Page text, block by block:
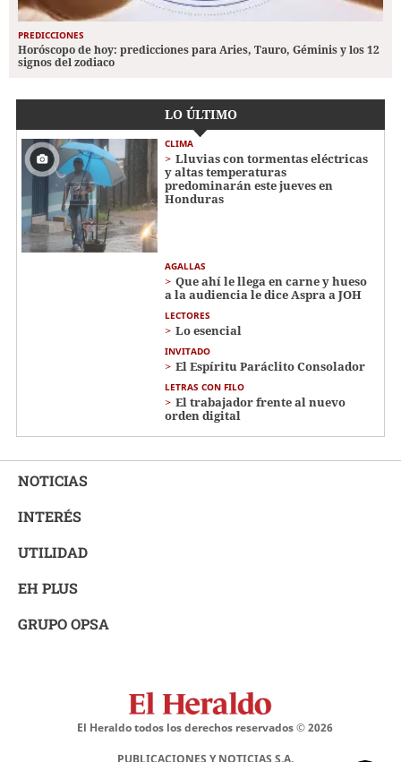
PREDICCIONES
Horóscopo de hoy: predicciones para Aries, Tauro, Géminis y los 12
signos del zodiaco
LO ÚLTIMO
CLIMA
Lluvias con tormentas eléctricas
y altas temperaturas
predominarán este jueves en
Honduras
AGALLAS
Que ahí le llega en carne y hueso
a la audiencia le dice Aspra a JOH
LECTORES
Lo esencial
INVITADO
El Espíritu Paráclito Consolador
LETRAS CON FILO
El trabajador frente al nuevo
orden digital
NOTICIAS
INTERÉS
UTILIDAD
EH PLUS
GRUPO OPSA
El Heraldo todos los derechos reservados ©2026
PUBLICACIONES Y NOTICIAS S.A.